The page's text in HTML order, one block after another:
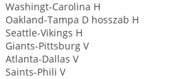
Washingt-Carolina H
Oakland-Tampa D hosszab H
Seattle-Vikings H
Giants-Pittsburg V
Atlanta-Dallas V
Saints-Phili V